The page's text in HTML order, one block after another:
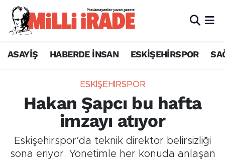
ASAYİŞ HABERDE İNSAN ESKİŞEHİRSPOR
ESKİŞEHİRSPOR
Hakan Şapcı bu hafta
imzayı atıyor
Eskişehirspor’da teknik direktör belirsizliği
sona eriyor. Yönetimle her konuda anlaşan